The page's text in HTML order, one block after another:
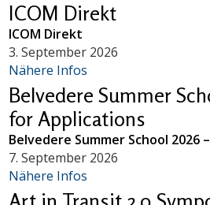
ICOM Direkt
ICOM Direkt
3. September 2026
Nähere Infos
Belvedere Summer
for Applications
Belvedere Summer School 2026
7. September 2026
Nähere Infos